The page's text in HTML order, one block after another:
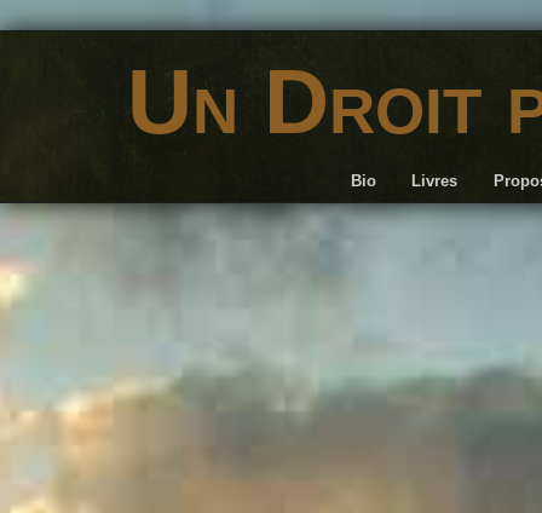
Un Droit
Bio Livres